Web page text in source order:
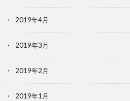
2019年4月
2019年3月
2019年2月
2019年1月